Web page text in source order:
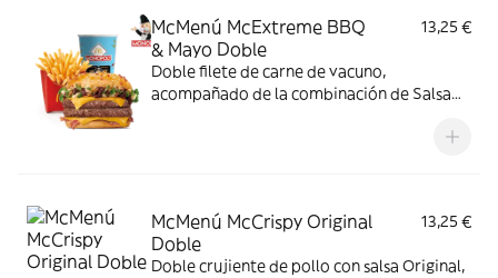
McMenú McExtreme BBQ
& Mayo Doble
13,25 €
Doble filete de carne de vacuno,
acompañado de la combinación de Salsa
doble de cheddar, lechuga fresca y tiras de
McMenú McCrispy Original
Doble
13,25 €
Doble crujiente de pollo con salsa Original,